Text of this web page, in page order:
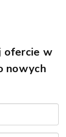
ofercie w
nowych